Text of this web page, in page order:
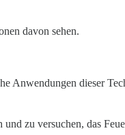
davon sehen.
Anwendungen dieser
zu versuchen, das